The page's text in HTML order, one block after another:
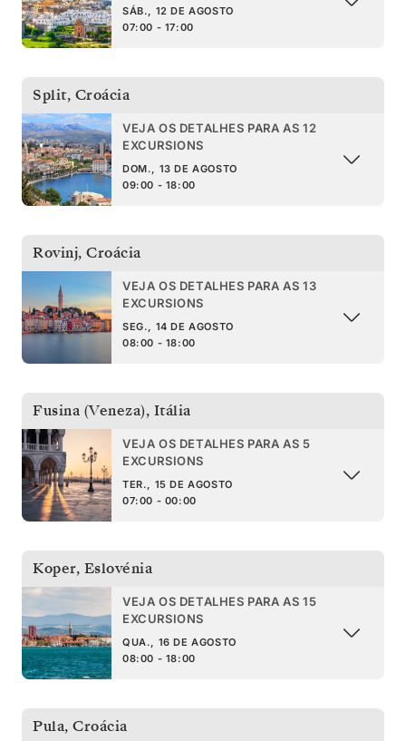
SÁB., 12 DE AGOSTO
07:00 - 17:00
Split, Croácia
VEJA OS DETALHES PARA AS 12
EXCURSIONS
DOM., 13 DE AGOSTO
09:00 - 18:00
Rovinj, Croácia
VEJA OS DETALHES PARA AS 13
EXCURSIONS
SEG., 14 DE AGOSTO
08:00 - 18:00
Fusina (Veneza), Itália
VEJA OS DETALHES PARA AS 5
EXCURSIONS
TER., 15 DE AGOSTO
07:00 - 00:00
Koper, Eslovénia
VEJA OS DETALHES PARA AS 15
EXCURSIONS
QUA., 16 DE AGOSTO
08:00 - 18:00
Pula, Croácia